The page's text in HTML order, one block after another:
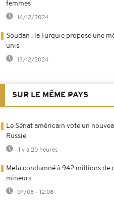
femmes
16/12/2024
Soudan : la Turquie propose une
unis
13/12/2024
SUR LE MÊME PAYS
Le Sénat américain vote un
Russie
Il y a 20 heures
Meta condamné à 942 millions
mineurs
07/08 - 12:08